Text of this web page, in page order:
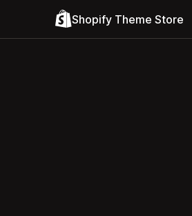
Shopify Theme Store